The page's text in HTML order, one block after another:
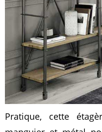
Pratique, cette